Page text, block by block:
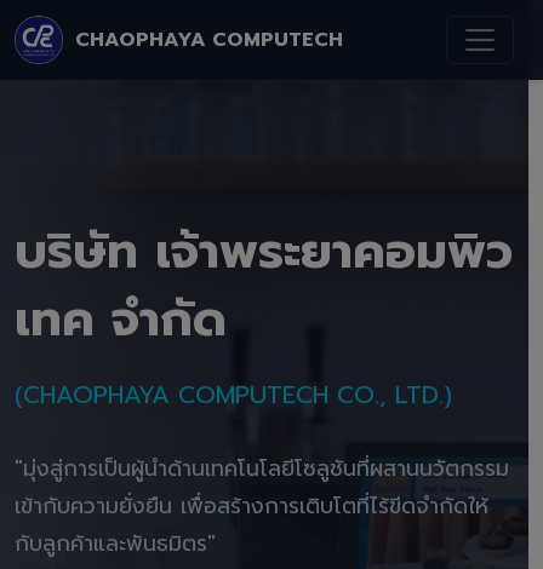
CHAOPHAYA COMPUTECH
บริษัท เจ้าพระยาคอมพิว
เทค จำกัด
(CHAOPHAYA COMPUTECH CO., LTD.)
"มุ่งสู่การเป็นผู้นำด้านเทคโนโลยีโซลูชันที่ผสานนวัตกรรม
เข้ากับความยั่งยืน เพื่อสร้างการเติบโตที่ไร้ขีดจำกัดให้
กับลูกค้าและพันธมิตร"